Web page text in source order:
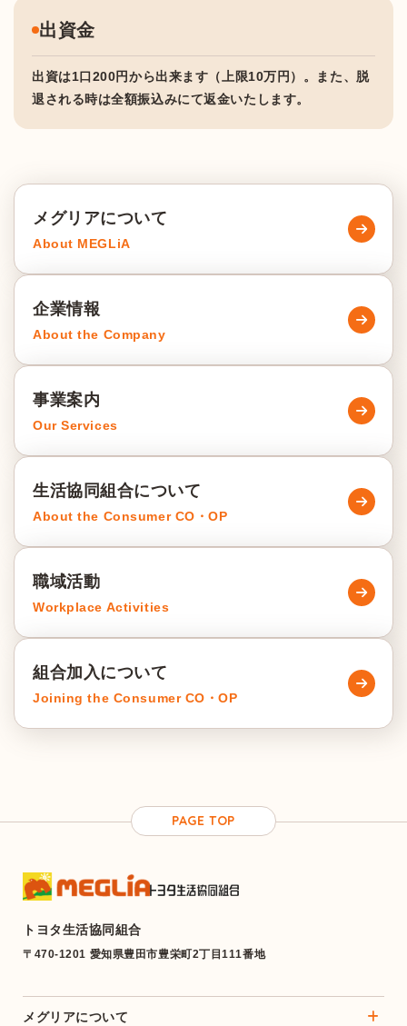
出資金
出資は1口200円から出来ます（上限10万円）。また、脱
退される時は全額振込みにて返金いたします。
メグリアについて
About MEGLiA
企業情報
About the Company
事業案内
Our Services
生活協同組合について
About the Consumer CO・OP
職域活動
Workplace Activities
組合加入について
Joining the Consumer CO・OP
PAGE TOP
トヨタ生活協同組合
〒470-1201 愛知県豊田市豊栄町2丁目111番地
メグリアについて